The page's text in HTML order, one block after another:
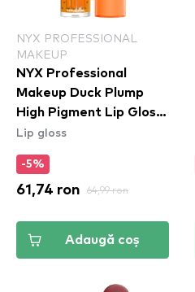
NYX PROFESSIONAL
MAKEUP
NYX Professional
Makeup Duck Plump
High Pigment Lip Gloss
- 22 Flippin' Slime
Lip gloss
-5%
61,74 ron 64,99 ron
Adaugă coș